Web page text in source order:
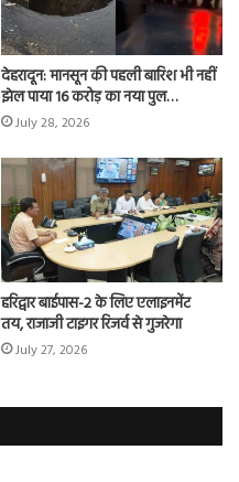
देहरादून: मानसून की पहली बारिश भी नहीं
झेल पाया 16 करोड़ का नया पुल…
July 28, 2026
हरिद्वार बाईपास-2 के लिए एलाइनमेंट
तय, राजाजी टाइगर रिजर्व से गुजरेगा
July 27, 2026